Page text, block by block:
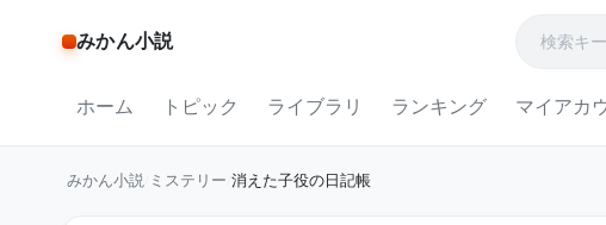
みかん小説
ホーム トピック ライブラリ ランキング マイアカ
みかん小説 ミステリー 消えた子役の日記帳